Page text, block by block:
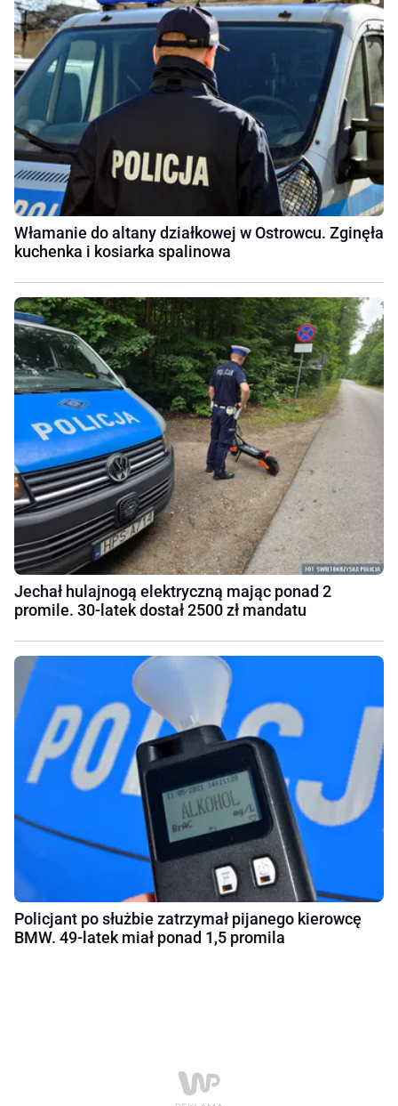
Włamanie do altany działkowej w Ostrowcu. Zginęła
kuchenka i kosiarka spalinowa
Jechał hulajnogą elektryczną mając ponad 2
promile. 30-latek dostał 2500 zł mandatu
Policjant po służbie zatrzymał pijanego kierowcę
BMW. 49-latek miał ponad 1,5 promila